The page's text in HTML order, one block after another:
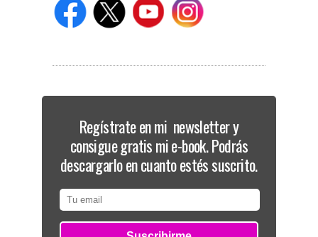
Regístrate en mi newsletter y
consigue gratis mi e-book. Podrás
descargarlo en cuanto estés suscrito.